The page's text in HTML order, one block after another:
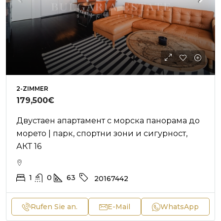
2-ZIMMER
179,500€
Двустаен апартамент с морска панорама до
морето | парк, спортни зони и сигурност,
АКТ 16
1 0 63 20167442
Rufen Sie an. E-Mail WhatsApp